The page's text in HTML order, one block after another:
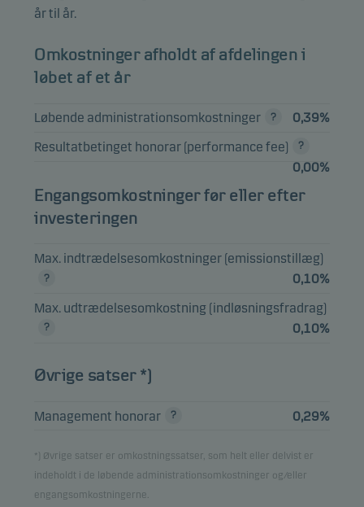
(S) (SDRO)
01.07.2053
3,57% Obligationer DKK
REALKREDIT
(S) (SDRO)
NYKREDIT
REALKREDIT 5%
(E) (SDO)
2,99% Obligationer DKK
SKIBSKREDIT
Vis hele beholdningslisten
Bemærk, at alle beholdninger er forsinket med 1 måned.
år til år.
Omkostninger afholdt af afdelingen i
løbet af et år
Løbende administrationsomkostninger
0,39%
Resultatbetinget honorar (performance fee)
0,00%
Engangsomkostninger før eller efter
investeringen
Max. indtrædelsesomkostninger (emissionstillæg)
0,10%
Max. udtrædelsesomkostning (indløsningsfradrag)
0,10%
Øvrige satser *)
Management honorar 0,29%
*) Øvrige satser er omkostningssatser, som helt eller delvist er
indeholdt i de løbende administrationsomkostninger og/eller
engangsomkostningerne.